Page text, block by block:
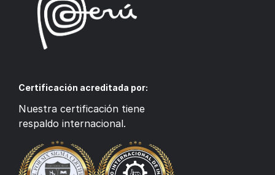
Certificación acreditada por:
Nuestra certificación tiene
respaldo internacional.